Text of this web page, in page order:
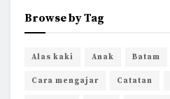
Browse by Tag
Alas kaki Anak Batam
Cara mengajar Catatan